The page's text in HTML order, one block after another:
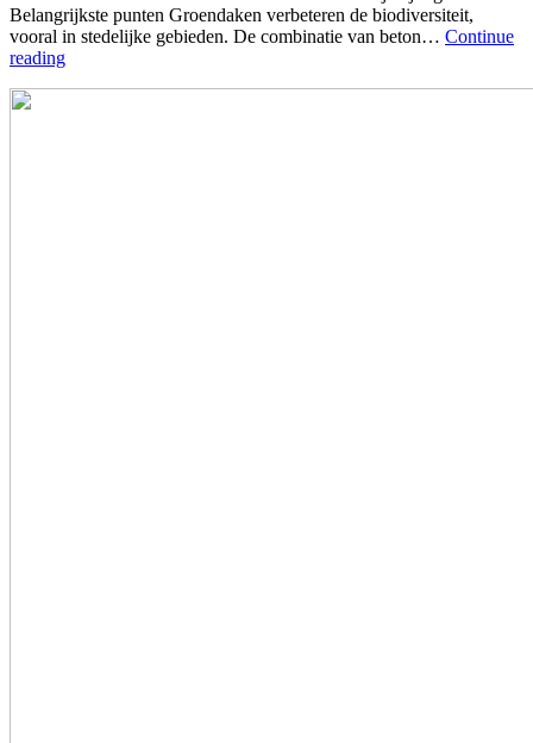
Belangrijkste punten Groendaken verbeteren de biodiversiteit,
vooral in stedelijke gebieden. De combinatie van beton… Continue
reading